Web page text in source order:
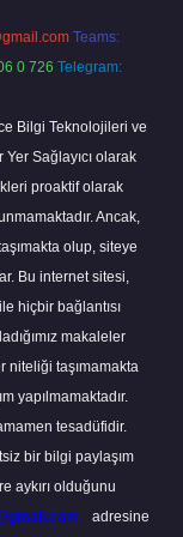
Teams:
0 726 Telegram:
Bilgi Teknolojileri ve
Yer Sağlayıcı olarak
proaktif olarak
Ancak,
olup, siteye
Bu internet sitesi,
hiçbir bağlantısı
makaleler
niteliği taşımamakta
yapılmamaktadır.
tesadüfidir.
bir bilgi paylaşım
aykırı olduğunu
adresine